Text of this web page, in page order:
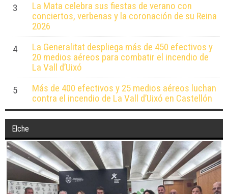
3
La Mata celebra sus fiestas de verano con
conciertos, verbenas y la coronación de su Reina
2026
4
La Generalitat despliega más de 450 efectivos y
20 medios aéreos para combatir el incendio de
La Vall d’Uixó
5
Más de 400 efectivos y 25 medios aéreos luchan
contra el incendio de La Vall d’Uixó en Castellón
Elche